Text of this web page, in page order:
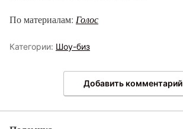
По материалам: Голос
Категории: Шоу-биз
Добавить комментарий